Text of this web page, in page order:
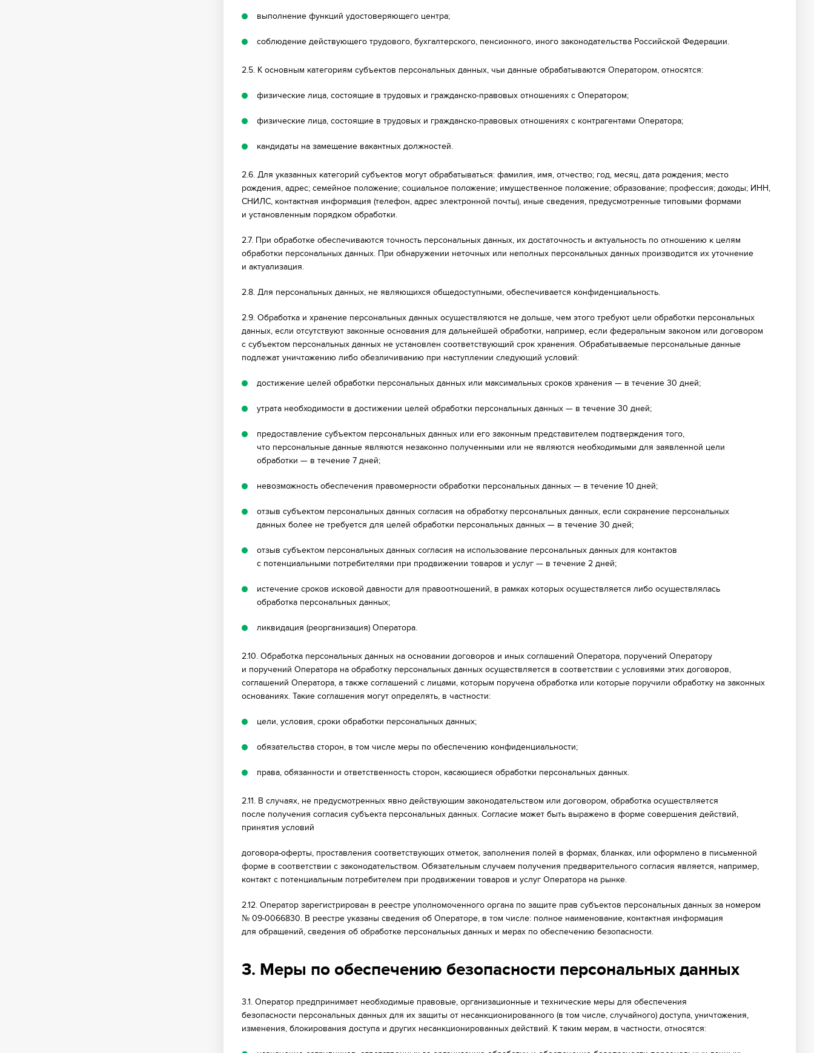
выполнение функций удостоверяющего центра;
соблюдение действующего трудового, бухгалтерского, пенсионного, иного законодательства Российской Федерации.
2.5. К основным категориям субъектов персональных данных, чьи данные обрабатываются Оператором, относятся:
физические лица, состоящие в трудовых и гражданско-правовых отношениях с Оператором;
физические лица, состоящие в трудовых и гражданско-правовых отношениях с контрагентами Оператора;
кандидаты на замещение вакантных должностей.
2.6. Для указанных категорий субъектов могут обрабатываться: фамилия, имя, отчество; год, месяц, дата рождения; место
рождения, адрес; семейное положение; социальное положение; имущественное положение; образование; профессия; доходы; ИНН,
СНИЛС, контактная информация (телефон, адрес электронной почты), иные сведения, предусмотренные типовыми формами
и установленным порядком обработки.
2.7. При обработке обеспечиваются точность персональных данных, их достаточность и актуальность по отношению к целям
обработки персональных данных. При обнаружении неточных или неполных персональных данных производится их уточнение
и актуализация.
2.8. Для персональных данных, не являющихся общедоступными, обеспечивается конфиденциальность.
2.9. Обработка и хранение персональных данных осуществляются не дольше, чем этого требуют цели обработки персональных
данных, если отсутствуют законные основания для дальнейшей обработки, например, если федеральным законом или договором
с субъектом персональных данных не установлен соответствующий срок хранения. Обрабатываемые персональные данные
подлежат уничтожению либо обезличиванию при наступлении следующий условий:
достижение целей обработки персональных данных или максимальных сроков хранения — в течение 30 дней;
утрата необходимости в достижении целей обработки персональных данных — в течение 30 дней;
предоставление субъектом персональных данных или его законным представителем подтверждения того,
что персональные данные являются незаконно полученными или не являются необходимыми для заявленной цели
обработки — в течение 7 дней;
невозможность обеспечения правомерности обработки персональных данных — в течение 10 дней;
отзыв субъектом персональных данных согласия на обработку персональных данных, если сохранение персональных
данных более не требуется для целей обработки персональных данных — в течение 30 дней;
отзыв субъектом персональных данных согласия на использование персональных данных для контактов
с потенциальными потребителями при продвижении товаров и услуг — в течение 2 дней;
истечение сроков исковой давности для правоотношений, в рамках которых осуществляется либо осуществлялась
обработка персональных данных;
ликвидация (реорганизация) Оператора.
2.10. Обработка персональных данных на основании договоров и иных соглашений Оператора, поручений Оператору
и поручений Оператора на обработку персональных данных осуществляется в соответствии с условиями этих договоров,
соглашений Оператора, а также соглашений с лицами, которым поручена обработка или которые поручили обработку на законных
основаниях. Такие соглашения могут определять, в частности:
цели, условия, сроки обработки персональных данных;
обязательства сторон, в том числе меры по обеспечению конфиденциальности;
права, обязанности и ответственность сторон, касающиеся обработки персональных данных.
2.11. В случаях, не предусмотренных явно действующим законодательством или договором, обработка осуществляется
после получения согласия субъекта персональных данных. Согласие может быть выражено в форме совершения действий,
принятия условий
договора-оферты, проставления соответствующих отметок, заполнения полей в формах, бланках, или оформлено в письменной
форме в соответствии с законодательством. Обязательным случаем получения предварительного согласия является, например,
контакт с потенциальным потребителем при продвижении товаров и услуг Оператора на рынке.
2.12. Оператор зарегистрирован в реестре уполномоченного органа по защите прав субъектов персональных данных за номером
№ 09-0066830. В реестре указаны сведения об Операторе, в том числе: полное наименование, контактная информация
для обращений, сведения об обработке персональных данных и мерах по обеспечению безопасности.
3. Меры по обеспечению безопасности персональных данных
3.1. Оператор предпринимает необходимые правовые, организационные и технические меры для обеспечения
безопасности персональных данных для их защиты от несанкционированного (в том числе, случайного) доступа, уничтожения,
изменения, блокирования доступа и других несанкционированных действий. К таким мерам, в частности, относятся: